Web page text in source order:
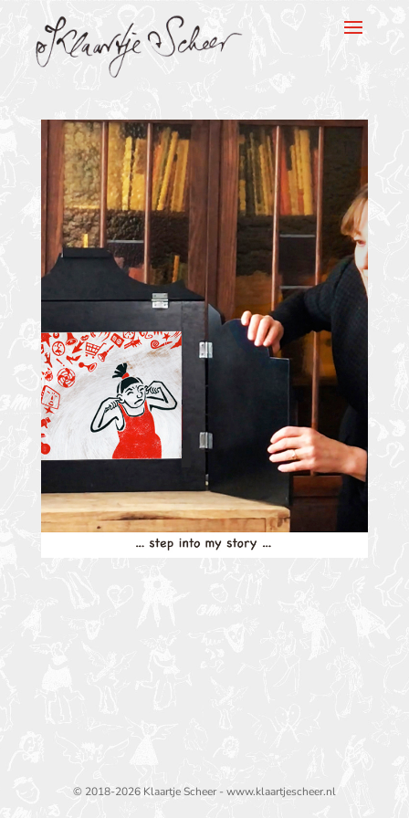
Klaartje Scheer
© 2018-2026 Klaartje Scheer - www.klaartjescheer.nl